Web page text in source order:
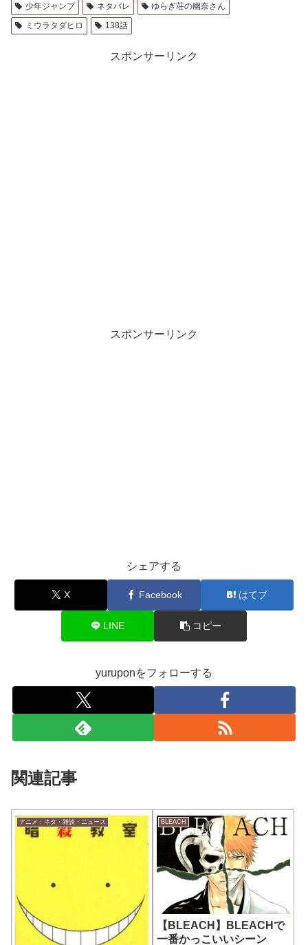
少年ジャンプ
ネタバレ
ゆらぎ荘の幽奈さん
ミウラタダヒロ
138話
スポンサーリンク
スポンサーリンク
シェアする
X Facebook はてブ
LINE コピー
yuruponをフォローする
関連記事
アニメ：ネタ・雑談・ニュース BLEACH
【BLEACH】BLEACHで
一番かっこいいシーン